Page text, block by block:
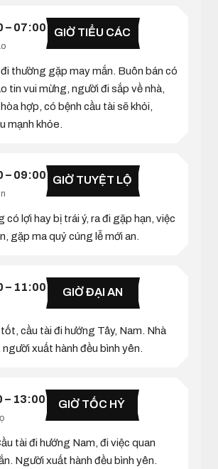
– 07:00 GIỜ TIỂU CÁC
thường gặp may mắn. Buôn bán có
tin vui mừng, người đi sắp về nhà,
hợp, có bệnh cầu tài sẽ khỏi,
mạnh khỏe.
– 09:00 GIỜ TUYỆT LỘ
có lợi hay bị trái ý, ra đi gặp hạn, việc
gặp ma quỷ cúng lễ mới an.
– 11:00 GIỜ ĐẠI AN
cầu tài đi hướng Tây, Nam. Nhà
xuất hành đều bình yên.
– 13:00 GIỜ TỐC HỶ
tài đi hướng Nam, đi việc quan
Người xuất hành đều bình yên.